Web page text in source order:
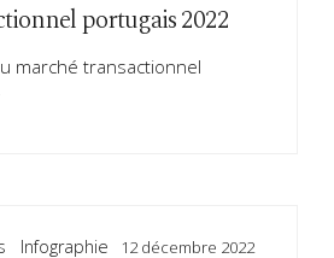
portugais 2022
marché transactionnel
Infographie 12 décembre 2022